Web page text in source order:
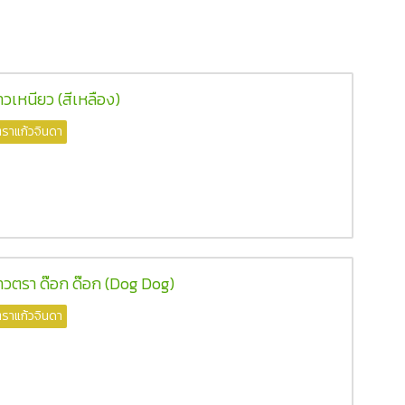
วเหนียว (สีเหลือง)
าแก้วจินดา
วตรา ด๊อก ด๊อก (Dog Dog)
าแก้วจินดา